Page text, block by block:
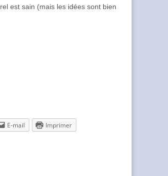
est sain (mais les idées sont bien
E-mail Imprimer